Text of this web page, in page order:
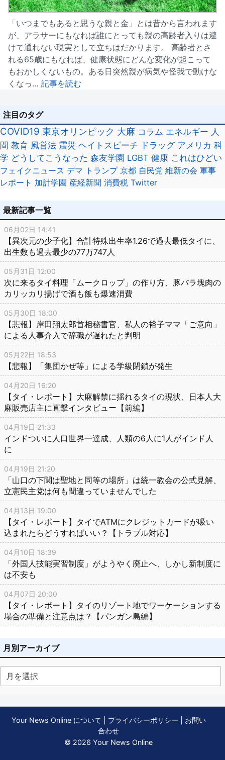
「いつまでもあると思うな親と金」とは昔から言われます
が、アラサーにもなれば誰にとっても親の高齢者入りは避
けて通れない現実として立ちはだかります。 高齢者とさ
れる65歳にもなれば、健康状態にどんな変化が起こって
もおかしくないもの。ある日突然親が病気や怪我で動けな
くなっ… 記事を読む
注目のタグ
COVID19 東京オリンピック 大麻 コラム エネルギー 人
間 教育 風営法 震災 ヘイトスピーチ ドラッグ アメリカ 科
学 どうしてこうなった 森友学園 LGBT 健康 これはひどい
フェイクニュース デマ トランプ 京都 自民党 維新の会 軍事
レポート 加計学園 産経新聞 消費税 Twitter
最新記事一覧
06月02日 14:41
【異次元の少子化】合計特殊出生率1.26で過去最低タイに、
出生数も過去最少の77万747人
05月31日 12:00
次に来るタイ料理「ムークロップ」の作り方、豚バラ塊肉の
カリッカリ揚げで酒も飯も爆速消費
05月30日 18:00
【悲報】岸田翔太郎首相秘書官、私人の裕子ママ「ご意向」
による人事介入で辞職が遅れたと判明
05月22日 18:53
【悲報】「集団かぜ等」による学級閉鎖が発生
04月20日 16:20
【タイ・レポート】大麻解禁に揺れるタイの現状、日本人大
麻販売店主に直撃インタビュー【前編】
04月19日 21:33
インドついに人口世界一達成、人類の6人に1人がインド人
に
04月19日 21:20
「山口の下関は聖地と同等の場所」は統一教会の公式見解、
立憲民主党は何も間違っていませんでした
04月13日 19:00
【タイ・レポート】タイでATMにクレジットカードが吸い
込まれたらどうすればいい？【トラブル対応】
04月10日 18:39
「外国人技能実習制度」がようやく廃止へ、しかし新制度に
は不安も
04月07日 20:00
【タイ・レポート】タイのリゾート地でワーケーションする
場合の準備と注意点は？【パンガン島編】
月別アーカイブ
Your News Online について プライバシーポリシー
お問い
合わせ
© 2026 Your News Online